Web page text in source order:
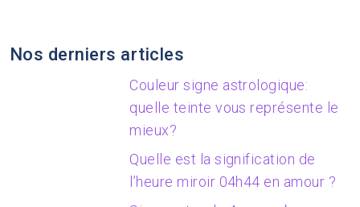
Nos derniers articles
Couleur signe astrologique:
quelle teinte vous représente le
mieux?
Quelle est la signification de
l’heure miroir 04h44 en amour ?